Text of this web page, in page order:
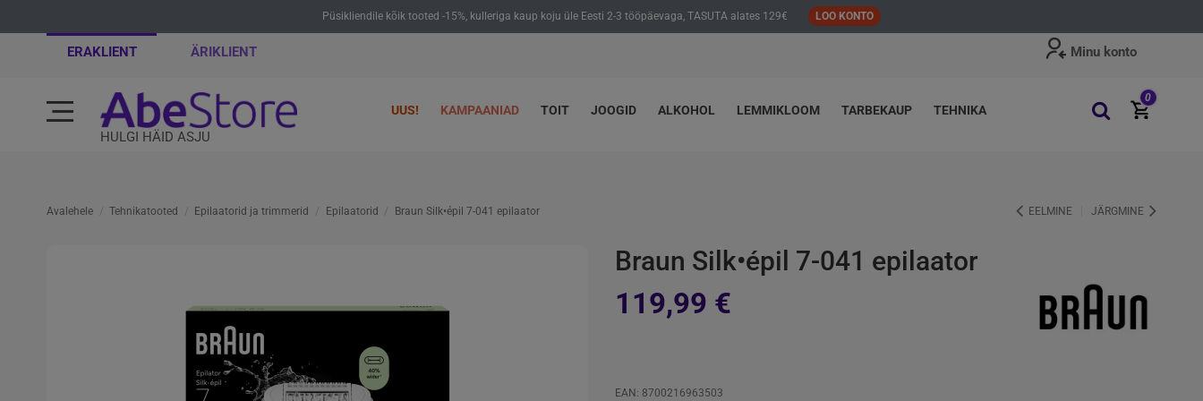
Püsikliendile kõik tooted -15%, kulleriga kaup koju üle Eesti 2-3 tööpäevaga, TASUTA alates 129€ LOO KONTO
ERAKLIENT ÄRIKLIENT Minu konto
HULGI HÄID ASJU
UUS! KAMPAANIAD TOIT JOOGID ALKOHOL LEMMIKLOOM TARBEKAUP TEHNIKA
0
Avalehele Tehnikatooted Epilaatorid ja trimmerid Epilaatorid Braun Silk•épil 7-041 epilaator EELMINE JÄRGMINE
Braun Silk•épil 7-041 epilaator
119,99 €
EAN: 8700216963503